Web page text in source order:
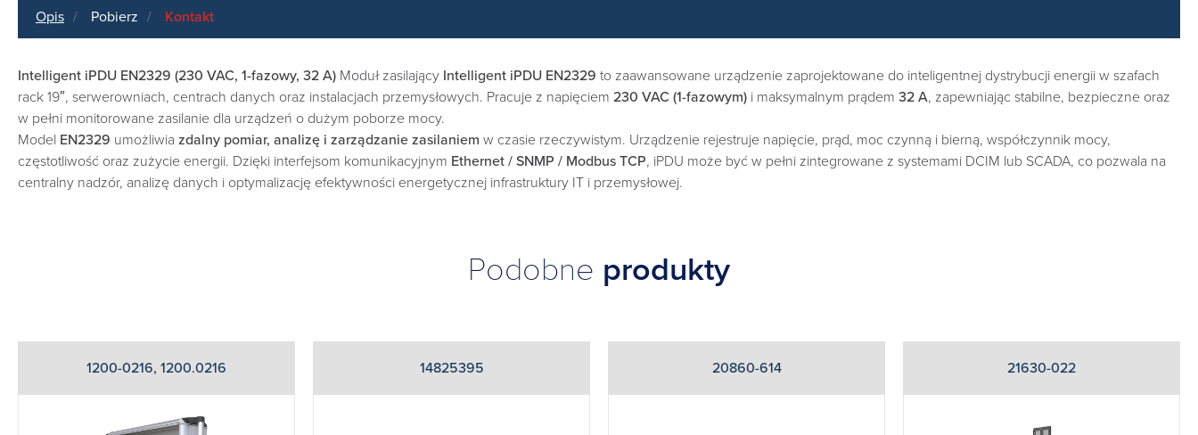
Opis Pobierz Kontakt
Intelligent iPDU EN2329 (230 VAC, 1-fazowy, 32 A) Moduł zasilający Intelligent iPDU EN2329 to zaawansowane urządzenie zaprojektowane do inteligentnej dystrybucji energii w szafach
rack 19″, serwerowniach, centrach danych oraz instalacjach przemysłowych. Pracuje z napięciem 230 VAC (1-fazowym) i maksymalnym prądem 32 A, zapewniając stabilne, bezpieczne oraz
w pełni monitorowane zasilanie dla urządzeń o dużym poborze mocy.
Model EN2329 umożliwia zdalny pomiar, analizę i zarządzanie zasilaniem w czasie rzeczywistym. Urządzenie rejestruje napięcie, prąd, moc czynną i bierną, współczynnik mocy,
częstotliwość oraz zużycie energii. Dzięki interfejsom komunikacyjnym Ethernet / SNMP / Modbus TCP, iPDU może być w pełni zintegrowane z systemami DCIM lub SCADA, co pozwala na
centralny nadzór, analizę danych i optymalizację efektywności energetycznej infrastruktury IT i przemysłowej.
Podobne produkty
1200-0216, 1200.0216 14825395 20860-614 21630-022